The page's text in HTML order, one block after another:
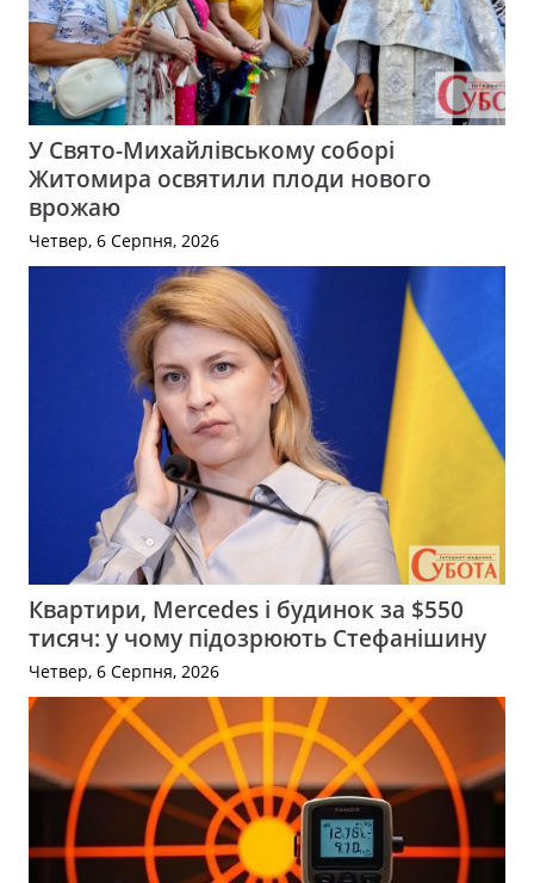
У Свято-Михайлівському соборі
Житомира освятили плоди нового
врожаю
Четвер, 6 Серпня, 2026
Квартири, Mercedes і будинок за $550
тисяч: у чому підозрюють Стефанішину
Четвер, 6 Серпня, 2026